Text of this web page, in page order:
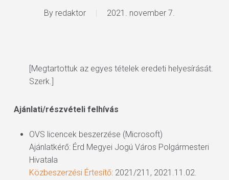
By redaktor 2021. november 7.
[Megtartottuk az egyes tételek eredeti helyesírását.
Szerk.]
Ajánlati/részvételi felhívás
OVS licencek beszerzése (Microsoft)
Ajánlatkérő: Érd Megyei Jogú Város Polgármesteri
Hivatala
Közbeszerzési Értesítő: 2021/211, 2021.11.02.